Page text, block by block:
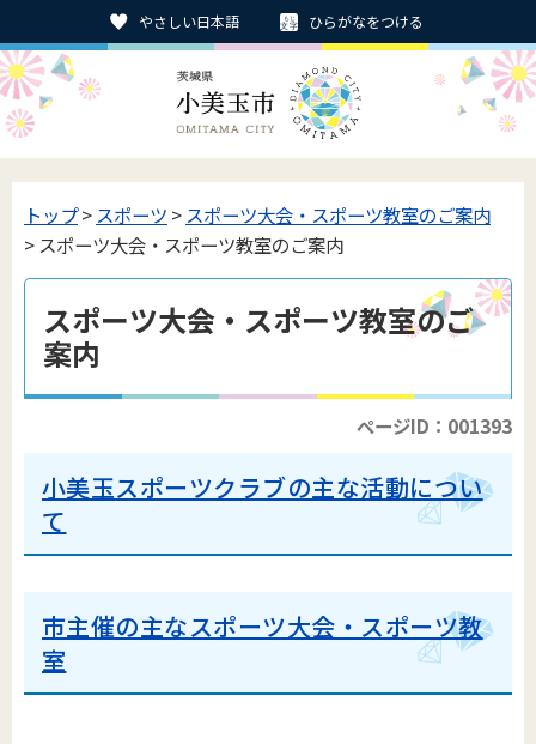
やさしい日本語 ひらがなをつける
トップ> スポーツ > スポーツ大会・スポーツ教室のご案内
> スポーツ大会・スポーツ教室のご案内
スポーツ大会・スポーツ教室のご
案内
ページID：001393
小美玉スポーツクラブの主な活動につい
て
市主催の主なスポーツ大会・スポーツ教
室